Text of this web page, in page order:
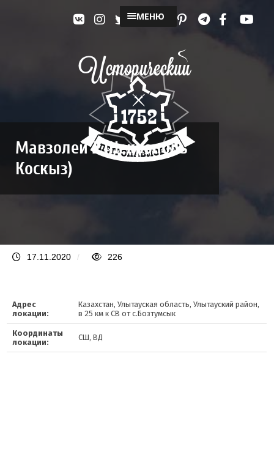
МЕНЮ
Мавзолей 2 (Некрополь
Коскыз)
17.11.2020 / 226
Адрес
локации:
Казахстан, Улытауская область, Улытауский район,
в 25 км к СВ от с.Бозтумсык
Координаты
локации:
СШ, ВД